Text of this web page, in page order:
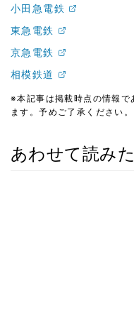
小田急電鉄
東急電鉄
京急電鉄
相模鉄道
※本記事は掲載時点の情報で
ます。予めご了承ください。
あわせて読み